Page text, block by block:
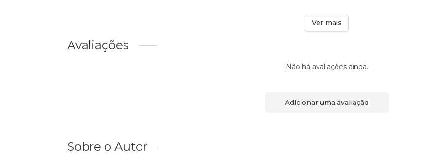
Ver mais
Avaliações
Não há avaliações ainda.
Adicionar uma avaliação
Sobre o Autor